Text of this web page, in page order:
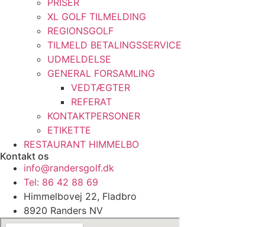
PRISER
XL GOLF TILMELDING
REGIONSGOLF
TILMELD BETALINGSSERVICE
UDMELDELSE
GENERAL FORSAMLING
VEDTÆGTER
REFERAT
KONTAKTPERSONER
ETIKETTE
RESTAURANT HIMMELBO
Kontakt os
info@randersgolf.dk
Tel: 86 42 88 69
Himmelbovej 22, Fladbro
8920 Randers NV